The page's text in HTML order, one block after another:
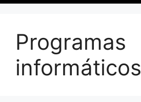
Programas
informáticos